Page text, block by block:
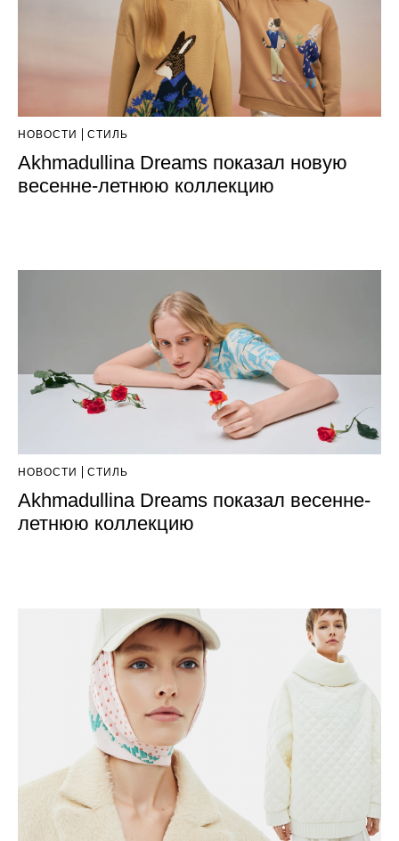
НОВОСТИ СТИЛЬ
Akhmadullina Dreams показал новую
весенне-летнюю коллекцию
НОВОСТИ СТИЛЬ
Akhmadullina Dreams показал весенне-
летнюю коллекцию